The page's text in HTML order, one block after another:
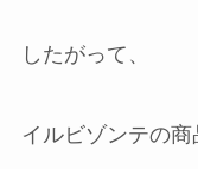
したがって、
イルビゾンテの商